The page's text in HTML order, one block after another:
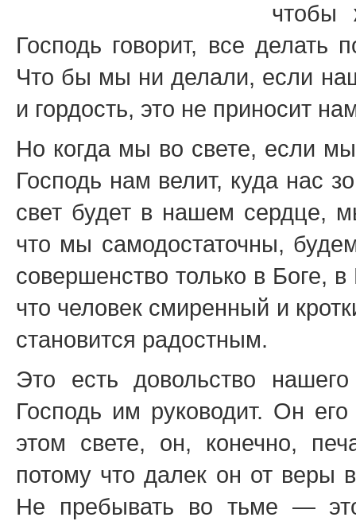
чтобы
Господь говорит, все делать
Что бы мы ни делали, если
и гордость, это не приносит
Но когда мы во свете, если
Господь нам велит, куда нас
свет будет в нашем сердце,
что мы самодостаточны,
совершенство только в Боге,
что человек смиренный и
становится радостным.
Это есть довольство
Господь им руководит. Он
этом свете, он, конечно,
потому что далек он от веры
Не пребывать во тьме —